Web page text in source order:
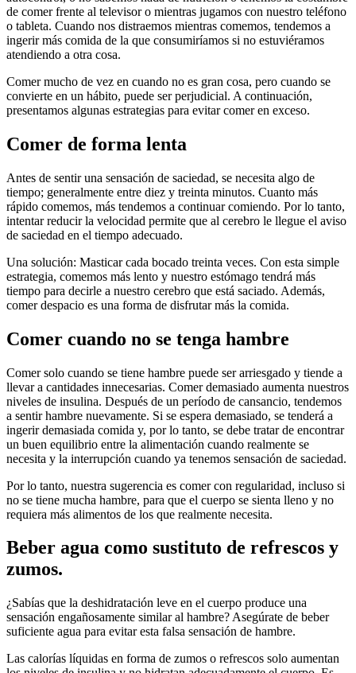
de comer frente al televisor o mientras jugamos con nuestro teléfono
o tableta. Cuando nos distraemos mientras comemos, tendemos a
ingerir más comida de la que consumiríamos si no estuviéramos
atendiendo a otra cosa.
Comer mucho de vez en cuando no es gran cosa, pero cuando se
convierte en un hábito, puede ser perjudicial. A continuación,
presentamos algunas estrategias para evitar comer en exceso.
Comer de forma lenta
Antes de sentir una sensación de saciedad, se necesita algo de
tiempo; generalmente entre diez y treinta minutos. Cuanto más
rápido comemos, más tendemos a continuar comiendo. Por lo tanto,
intentar reducir la velocidad permite que al cerebro le llegue el aviso
de saciedad en el tiempo adecuado.
Una solución: Masticar cada bocado treinta veces. Con esta simple
estrategia, comemos más lento y nuestro estómago tendrá más
tiempo para decirle a nuestro cerebro que está saciado. Además,
comer despacio es una forma de disfrutar más la comida.
Comer cuando no se tenga hambre
Comer solo cuando se tiene hambre puede ser arriesgado y tiende a
llevar a cantidades innecesarias. Comer demasiado aumenta nuestros
niveles de insulina. Después de un período de cansancio, tendemos
a sentir hambre nuevamente. Si se espera demasiado, se tenderá a
ingerir demasiada comida y, por lo tanto, se debe tratar de encontrar
un buen equilibrio entre la alimentación cuando realmente se
necesita y la interrupción cuando ya tenemos sensación de saciedad.
Por lo tanto, nuestra sugerencia es comer con regularidad, incluso si
no se tiene mucha hambre, para que el cuerpo se sienta lleno y no
requiera más alimentos de los que realmente necesita.
Beber agua como sustituto de refrescos y
zumos.
¿Sabías que la deshidratación leve en el cuerpo produce una
sensación engañosamente similar al hambre? Asegúrate de beber
suficiente agua para evitar esta falsa sensación de hambre.
Las calorías líquidas en forma de zumos o refrescos solo aumentan